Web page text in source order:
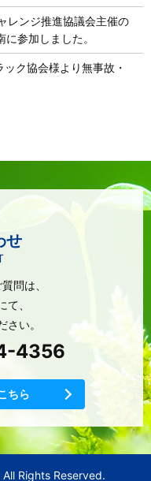
レンジ推進協議会主催の
参加しました。
ック協会様より無事故・
せ
問は、
て、
さい。
4356
ちら
Rights Reserved.